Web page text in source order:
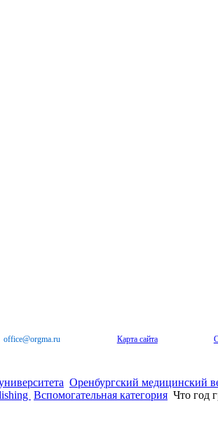
office@orgma.ru Карта сайта
Оренбургский медицинский
Вспомогательная категория Что год